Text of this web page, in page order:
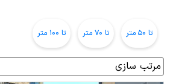
تا 50 متر تا 70 متر تا 100 متر